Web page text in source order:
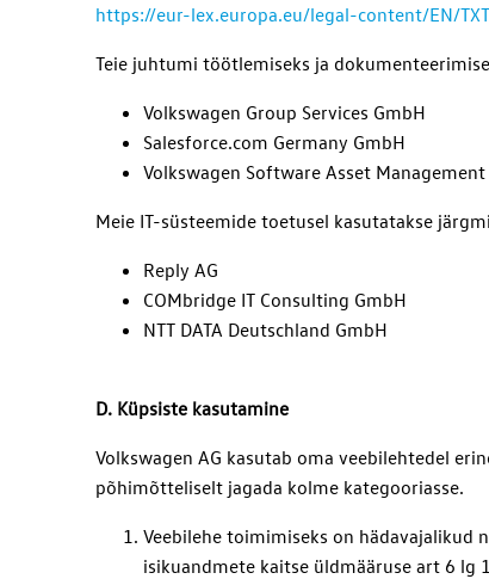
https://eur-lex.europa.eu/legal-content/EN/
Teie juhtumi töötlemiseks ja
Volkswagen Group Services GmbH
Salesforce.com Germany GmbH
Volkswagen Software Asset Management
Meie IT-süsteemide toetusel kasutatakse
Reply AG
COMbridge IT Consulting GmbH
NTT DATA Deutschland GmbH
D. Küpsiste kasutamine
Volkswagen AG kasutab oma veebilehtedel
põhimõtteliselt jagada kolme kategooriasse.
Veebilehe toimimiseks on hädavajalikud
isikuandmete kaitse üldmääruse art 6 lg